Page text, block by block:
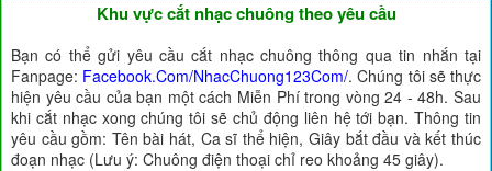
Khu vực cắt nhạc chuông theo yêu cầu
Bạn có thể gửi yêu cầu cắt nhạc chuông thông qua tin nhắn tại
Fanpage: Facebook.Com/NhacChuong123Com/. Chúng tôi sẽ thực
hiện yêu cầu của bạn một cách Miễn Phí trong vòng 24 - 48h. Sau
khi cắt nhạc xong chúng tôi sẽ chủ động liên hệ tới bạn. Thông tin
yêu cầu gồm: Tên bài hát, Ca sĩ thể hiện, Giây bắt đầu và kết thúc
đoạn nhạc (Lưu ý: Chuông điện thoại chỉ reo khoảng 45 giây).